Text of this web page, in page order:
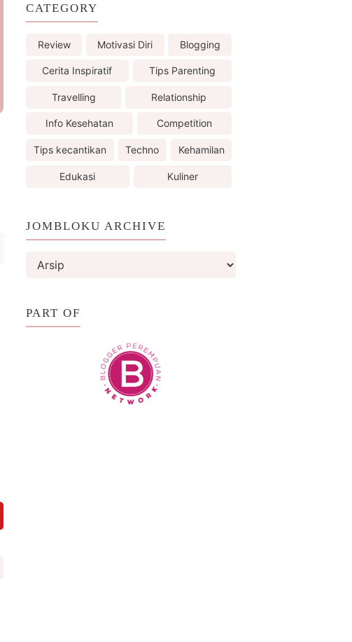
CATEGORY
Review Motivasi Diri Blogging
Cerita Inspiratif Tips Parenting
Travelling Relationship
Info Kesehatan Competition
Tips kecantikan Techno Kehamilan
Edukasi Kuliner
JOMBLOKU ARCHIVE
PART OF